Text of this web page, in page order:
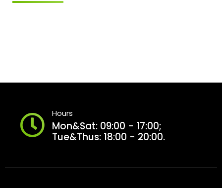
Hours
Mon&Sat: 09:00 - 17:00;
Tue&Thus: 18:00 - 20:00.